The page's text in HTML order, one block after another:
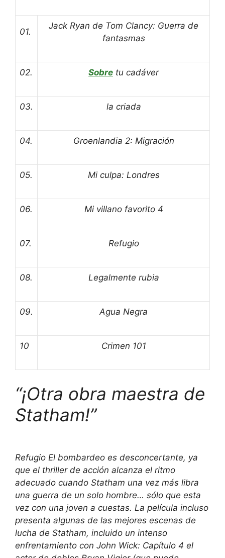
01.
Jack Ryan de Tom Clancy: Guerra de
fantasmas
02. Sobre tu cadáver
03. la criada
04. Groenlandia 2: Migración
05. Mi culpa: Londres
06. Mi villano favorito 4
07. Refugio
08. Legalmente rubia
09. Agua Negra
10 Crimen 101
“¡Otra obra maestra de
Statham!”
Refugio El bombardeo es desconcertante, ya
que el thriller de acción alcanza el ritmo
adecuado cuando Statham una vez más libra
una guerra de un solo hombre… sólo que esta
vez con una joven a cuestas. La película incluso
presenta algunas de las mejores escenas de
lucha de Statham, incluido un intenso
enfrentamiento con John Wick: Capítulo 4 el